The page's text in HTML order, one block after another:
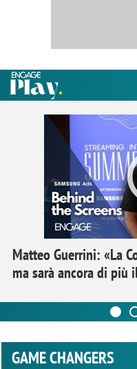
Matteo Guerrini: «La
ma sarà ancora di più
GAME CHANGERS